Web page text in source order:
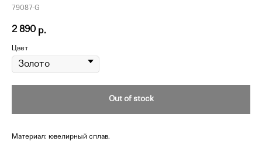
79087-G
2 890 р.
Цвет
Out of stock
Материал: ювелирный сплав.